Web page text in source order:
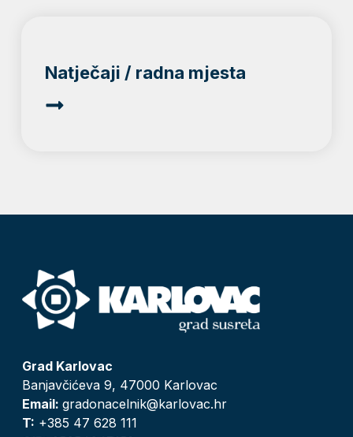
Natječaji / radna mjesta
Grad Karlovac
Banjavčićeva 9, 47000 Karlovac
Email: gradonacelnik@karlovac.hr
T: +385 47 628 111